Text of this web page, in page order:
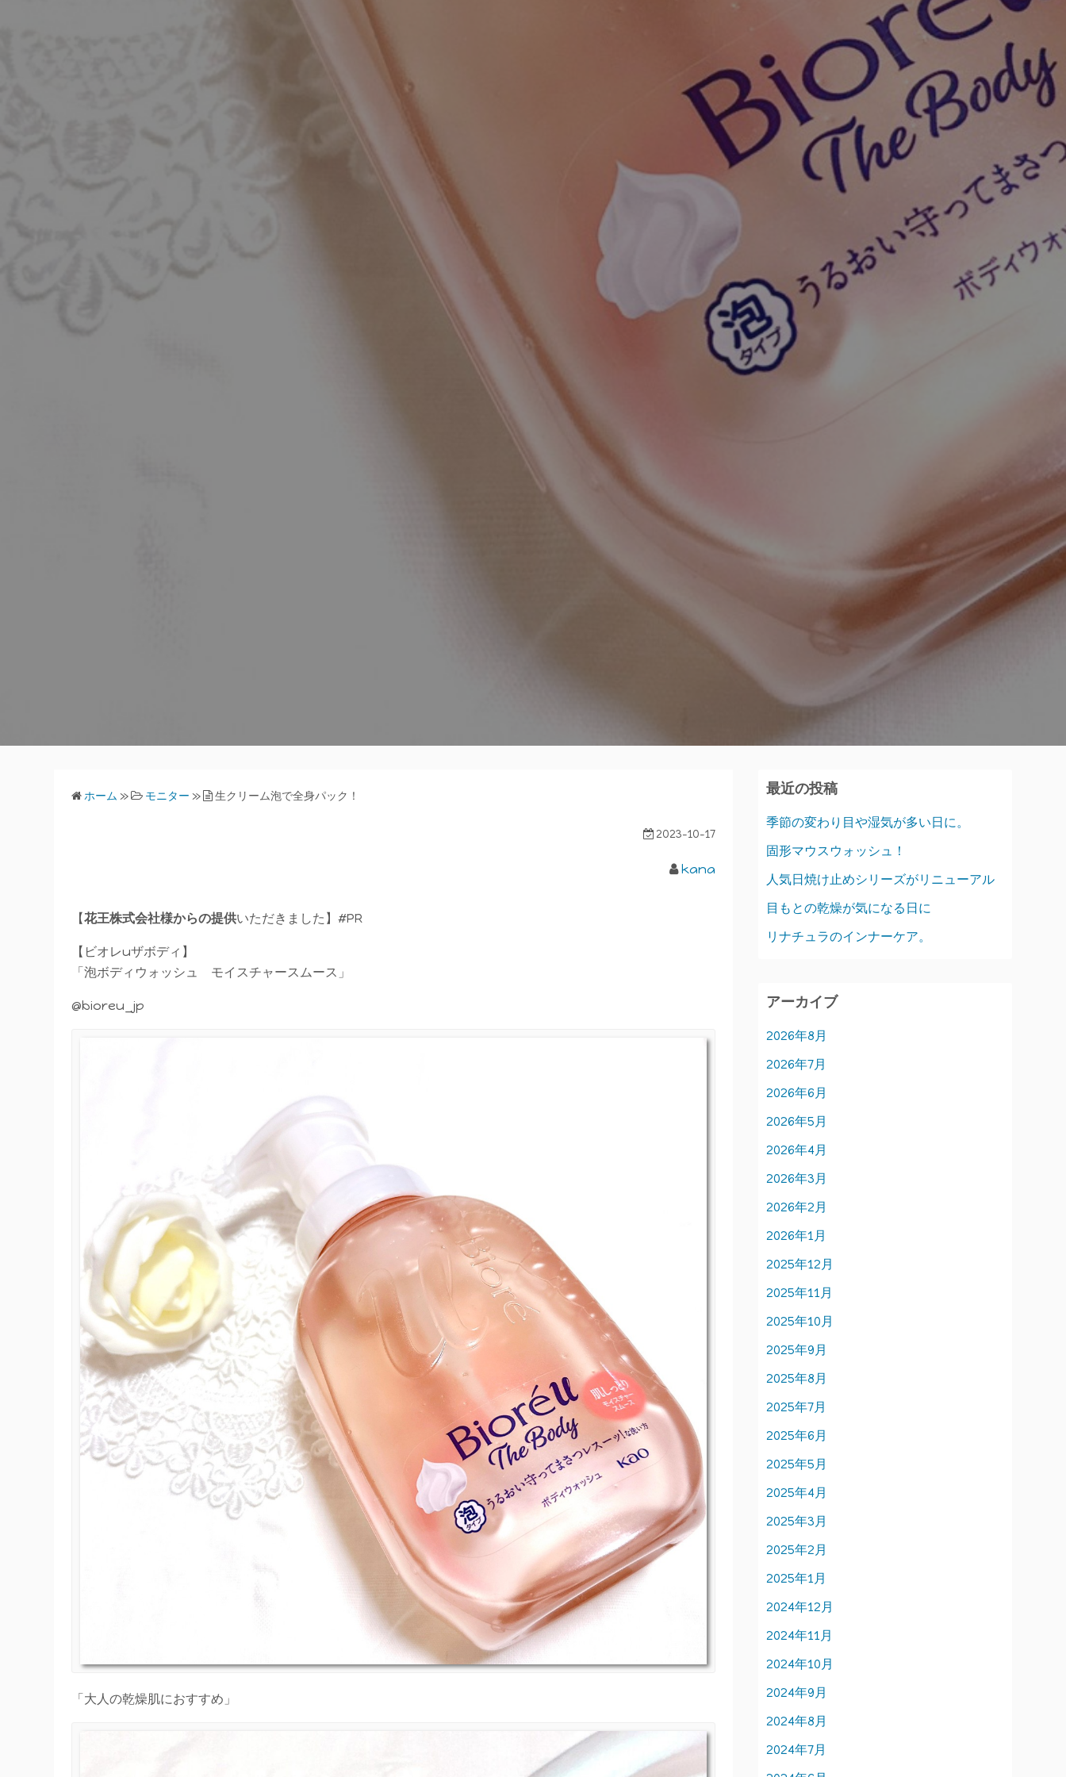
ホーム » モニター » 生クリーム泡で全身パック！
2023-10-17
kana
【花王株式会社様からの提供いただきました】#PR
【ビオレuザボディ】
「泡ボディウォッシュ モイスチャースムース」
@bioreu_jp
「大人の乾燥肌におすすめ」
最近の投稿
季節の変わり目や湿気が多い日に。
固形マウスウォッシュ！
人気日焼け止めシリーズがリニューアル
目もとの乾燥が気になる日に
リナチュラのインナーケア。
アーカイブ
2026年8月
2026年7月
2026年6月
2026年5月
2026年4月
2026年3月
2026年2月
2026年1月
2025年12月
2025年11月
2025年10月
2025年9月
2025年8月
2025年7月
2025年6月
2025年5月
2025年4月
2025年3月
2025年2月
2025年1月
2024年12月
2024年11月
2024年10月
2024年9月
2024年8月
2024年7月